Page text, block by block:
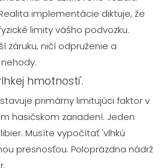
implementácie diktuje, že
limity vášho podvozku.
záruku, ničí odpruženie a
hmotnosti'.
primárny limitujúci faktor v
hasičskom zariadení. Jeden
Musíte vypočítať 'vlhkú
presnosťou. Poloprázdna nádrž